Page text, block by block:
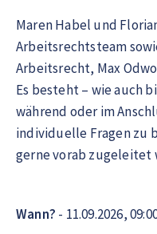
Maren Habel und
Arbeitsrechtsteam
Arbeitsrecht, Max
Es besteht – wie auch
während oder im
individuelle Fragen zu
gerne vorab zugeleitet
Wann? - 11.09.2026,